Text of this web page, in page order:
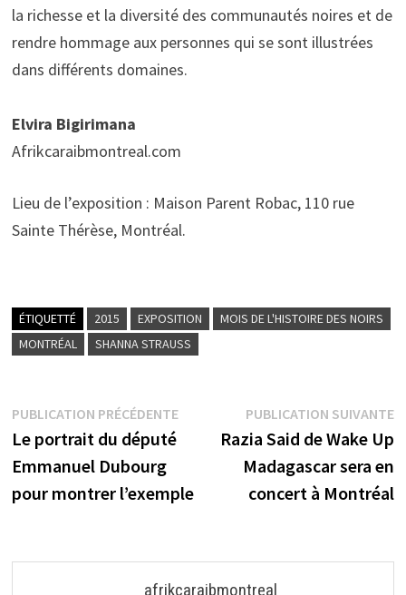
la richesse et la diversité des communautés noires et de
rendre hommage aux personnes qui se sont illustrées
dans différents domaines.
Elvira Bigirimana
Afrikcaraibmontreal.com
Lieu de l’exposition : Maison Parent Robac, 110 rue
Sainte Thérèse, Montréal.
ÉTIQUETTÉ 2015 EXPOSITION
MOIS DE L'HISTOIRE DES NOIRS
MONTRÉAL
SHANNA STRAUSS
Navigation
de
l’article
PUBLICATION PRÉCÉDENTEPublication
précédente :
Le portrait du député
Emmanuel Dubourg
pour montrer l’exemple
PUBLICATION SUIVANTE
Razia Said de Wake Up
Madagascar sera en
concert à Montréal
afrikcaraibmontreal